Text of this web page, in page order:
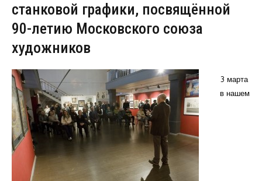
станковой графики, посвящённой
90-летию Московского союза
художников
3 марта
в нашем